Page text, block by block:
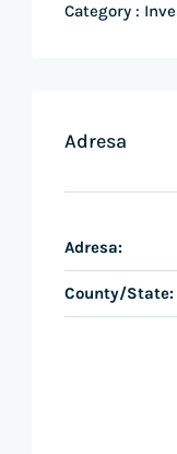
Category :
Adresa
Adresa:
County/State: